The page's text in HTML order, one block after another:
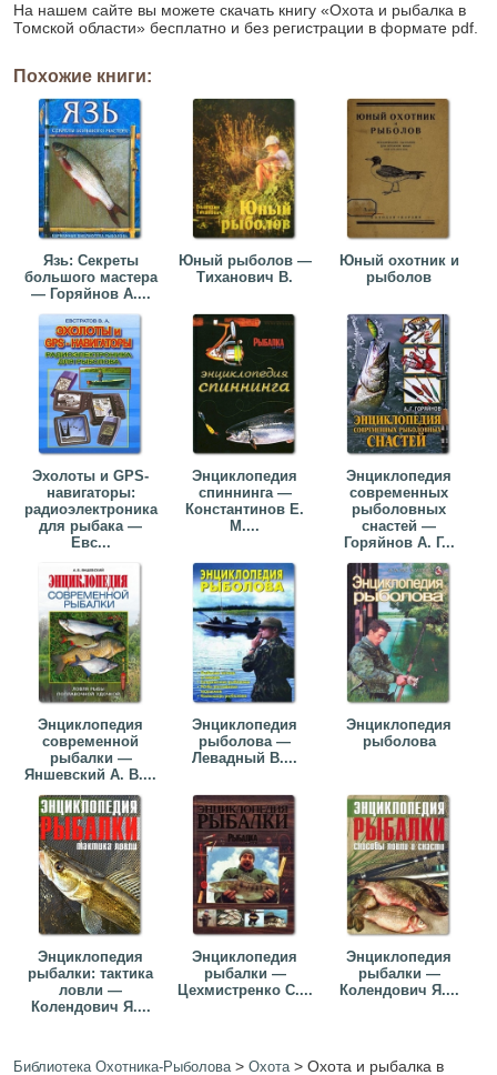
На нашем сайте вы можете скачать книгу «Охота и рыбалка в
Томской области» бесплатно и без регистрации в формате pdf.
Похожие книги:
Язь: Секреты
большого мастера
— Горяйнов А....
Юный рыболов —
Тиханович В.
Юный охотник и
рыболов
Эхолоты и GPS-
навигаторы:
радиоэлектроника
для рыбака —
Евс...
Энциклопедия
спиннинга —
Константинов Е.
М....
Энциклопедия
современных
рыболовных
снастей —
Горяйнов А. Г...
Энциклопедия
современной
рыбалки —
Яншевский А. В....
Энциклопедия
рыболова —
Левадный В....
Энциклопедия
рыболова
Энциклопедия
рыбалки: тактика
ловли —
Колендович Я....
Энциклопедия
рыбалки —
Цехмистренко С....
Энциклопедия
рыбалки —
Колендович Я....
Библиотека Охотника-Рыболова>Охота>Охота и рыбалка в